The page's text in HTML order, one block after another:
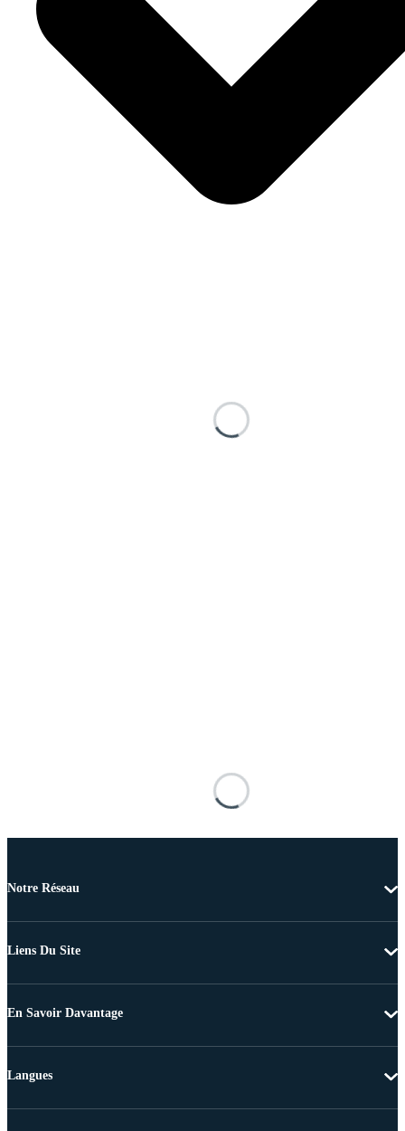
Notre Réseau
Liens Du Site
En Savoir Davantage
Langues